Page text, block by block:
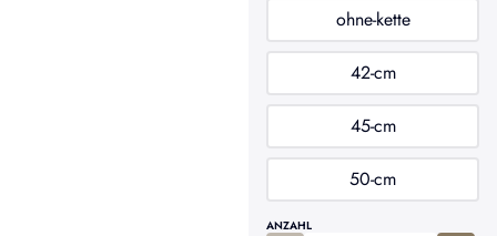
ohne-kette
42-cm
45-cm
50-cm
ANZAHL